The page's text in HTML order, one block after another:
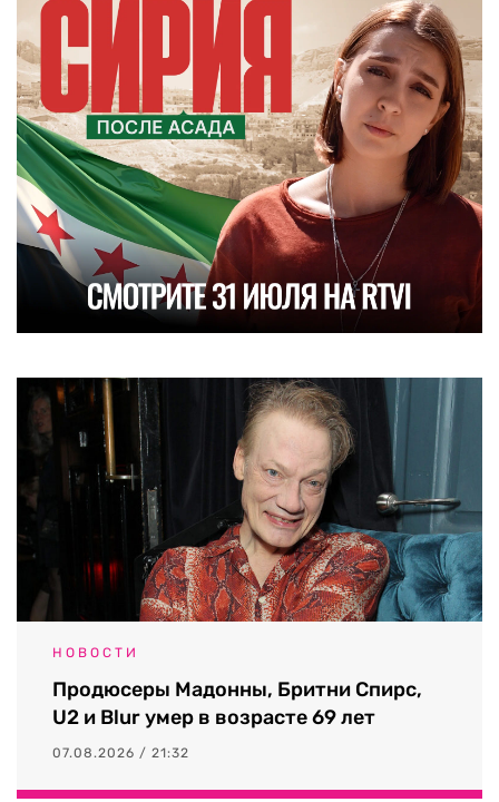
НОВОСТИ
Продюсеры Мадонны, Бритни Спирс,
U2 и Blur умер в возрасте 69 лет
07.08.2026 / 21:32